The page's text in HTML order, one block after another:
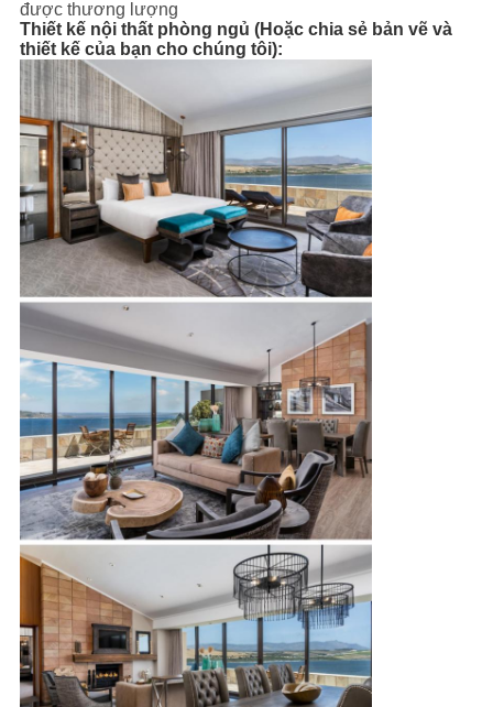
được thương lượng
Thiết kế nội thất phòng ngủ (Hoặc chia sẻ bản vẽ và
thiết kế của bạn cho chúng tôi):